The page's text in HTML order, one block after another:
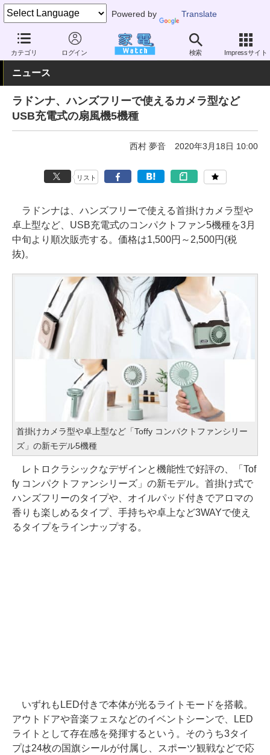
Powered by Translate
カテゴリ ログイン 検索 Impressサイト
家電 Watch 空調家電 扇風機 USB扇風機
ニュース
ラドンナ、ハンズフリーで使えるカメラ型など
USB充電式の扇風機5機種
西村 夢音 2020年3月18日 10:00
リスト
ラドンナは、ハンズフリーで使える首掛けカメラ型や
卓上型など、USB充電式のコンパクトファン5機種を3月
中旬より順次販売する。価格は1,500円～2,500円(税
抜)。
首掛けカメラ型や卓上型など「Toffy コンパクトファンシリー
ズ」の新モデル5機種
レトロクラシックなデザインと機能性で好評の、「Tof
fy コンパクトファンシリーズ」の新モデル。首掛け式で
ハンズフリーのタイプや、オイルパッド付きでアロマの
香りも楽しめるタイプ、手持ちや卓上など3WAYで使え
るタイプをラインナップする。
いずれもLED付きで本体が光るライトモードを搭載。
アウトドアや音楽フェスなどのイベントシーンで、LED
ライトとして存在感を発揮するという。そのうち3タイ
プは24枚の国旗シールが付属し、スポーツ観戦などで応